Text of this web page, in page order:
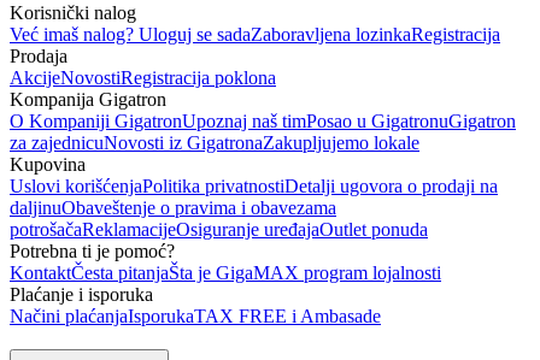
Korisnički nalog
Već imaš nalog? Uloguj se sadaZaboravljena lozinkaRegistracija
Prodaja
AkcijeNovostiRegistracija poklona
Kompanija Gigatron
O Kompaniji GigatronUpoznaj naš timPosao u GigatronuGigatron
za zajednicuNovosti iz GigatronaZakupljujemo lokale
Kupovina
Uslovi korišćenjaPolitika privatnostiDetalji ugovora o prodaji na
daljinuObaveštenje o pravima i obavezama
potrošačaReklamacijeOsiguranje uređajaOutlet ponuda
Potrebna ti je pomoć?
KontaktČesta pitanjaŠta je GigaMAX program lojalnosti
Plaćanje i isporuka
Načini plaćanjaIsporukaTAX FREE i Ambasade